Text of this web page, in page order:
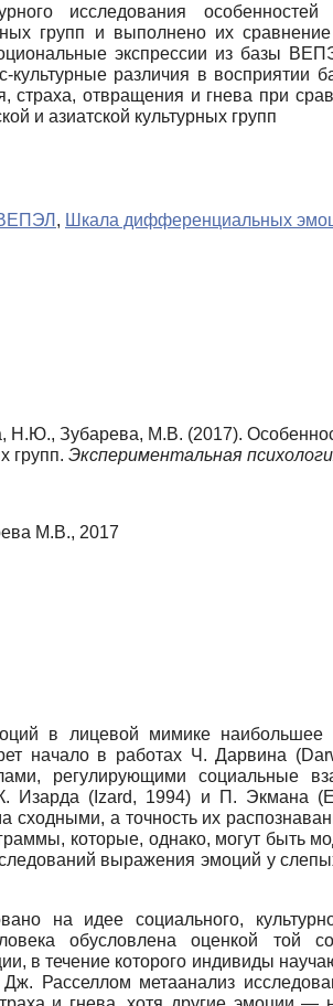
исследования
групп и выполнено их
экспрессии из базы
культурные различия в
страха, отвращения и гнева при
и азиатской культурных групп
, Шкала дифференциальных
Зубарева, М.В. (2017).
групп. Экспериментальная
М.В., 2017
в лицевой мимике
начало в работах Ч. Дарвина
регулирующими социальные
Изарда (Izard, 1994) и П. Экмана
сходными, а точность их
которые, однако, могут быть
выражения эмоций у
на идее социального,
обусловлена оценкой той
в течение которого индивиды
Расселлом метаанализ